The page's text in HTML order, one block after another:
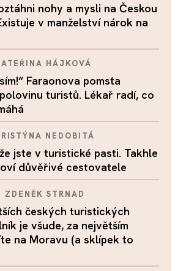
nohy a mysli na Českou
v manželství nárok na
HÁJKOVÁ
Faraonova pomsta
turistů. Lékař radí, co
NEDOBITÁ
jste v turistické pasti. Takhle
důvěřivé cestovatele
ZDENĚK STRNAD
českých turistických
je všude, za největším
na Moravu (a sklípek to